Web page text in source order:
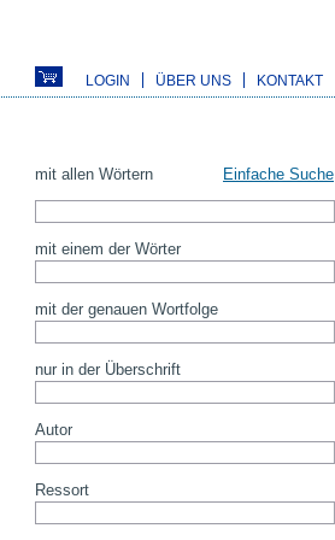
LOGIN ÜBER UNS KONTAKT
mit allen Wörtern Einfache Suche
mit einem der Wörter
mit der genauen Wortfolge
nur in der Überschrift
Autor
Ressort